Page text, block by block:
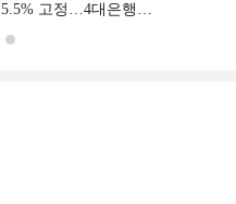
5.5% 고정…4대은행